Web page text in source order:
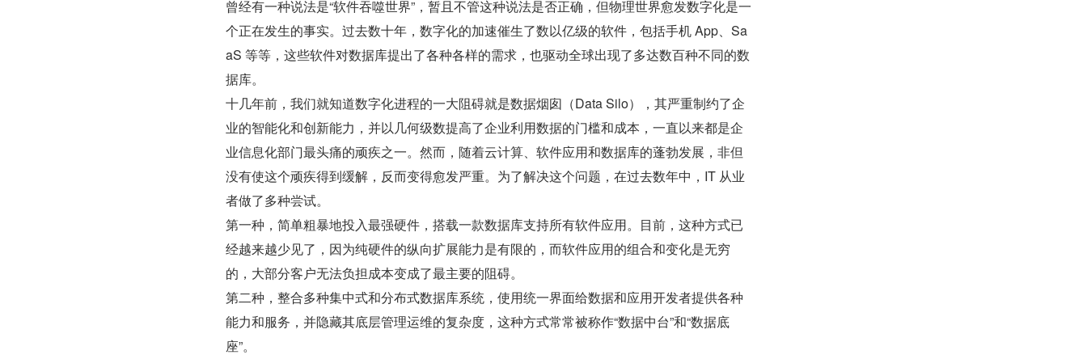
曾经有一种说法是“软件吞噬世界”，暂且不管这种说法是否正确，但物理世界愈发数字化是一
个正在发生的事实。过去数十年，数字化的加速催生了数以亿级的软件，包括手机 App、Sa
aS 等等，这些软件对数据库提出了各种各样的需求，也驱动全球出现了多达数百种不同的数
据库。
十几年前，我们就知道数字化进程的一大阻碍就是数据烟囱（Data Silo），其严重制约了企
业的智能化和创新能力，并以几何级数提高了企业利用数据的门槛和成本，一直以来都是企
业信息化部门最头痛的顽疾之一。然而，随着云计算、软件应用和数据库的蓬勃发展，非但
没有使这个顽疾得到缓解，反而变得愈发严重。为了解决这个问题，在过去数年中，IT 从业
者做了多种尝试。
第一种，简单粗暴地投入最强硬件，搭载一款数据库支持所有软件应用。目前，这种方式已
经越来越少见了，因为纯硬件的纵向扩展能力是有限的，而软件应用的组合和变化是无穷
的，大部分客户无法负担成本变成了最主要的阻碍。
第二种，整合多种集中式和分布式数据库系统，使用统一界面给数据和应用开发者提供各种
能力和服务，并隐藏其底层管理运维的复杂度，这种方式常常被称作“数据中台”和“数据底
座”。